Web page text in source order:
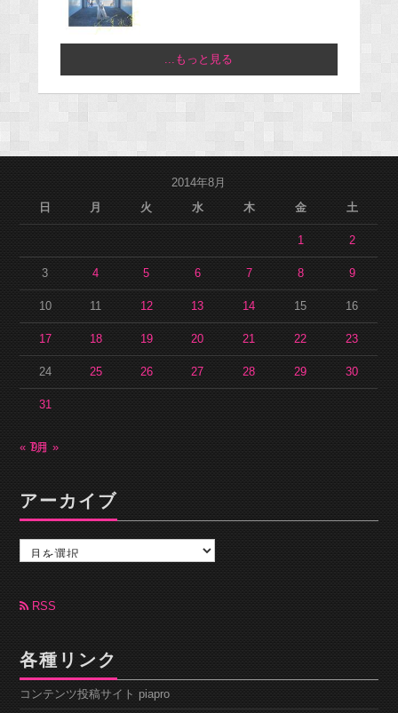
...もっと見る
2014年8月
日
月 火 水 木 金 土
1 2
3 4 5 6 7 8 9
10 11 12 13 14 15 16
17 18 19 20 21 22 23
24 25 26 27 28 29 30
31
« 7月9月 »
アーカイブ
カ
ブRSS
各種リンク
コンテンツ投稿サイト piapro